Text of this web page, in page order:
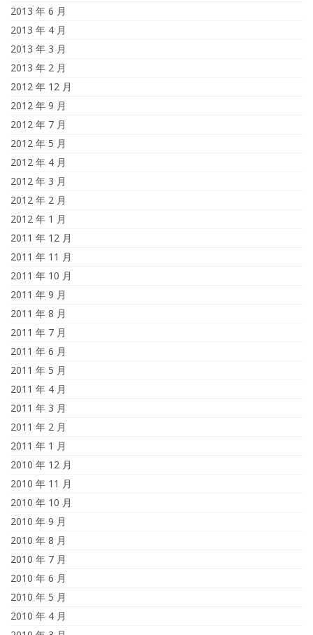
2013 年 6 月
2013 年 4 月
2013 年 3 月
2013 年 2 月
2012 年 12 月
2012 年 9 月
2012 年 7 月
2012 年 5 月
2012 年 4 月
2012 年 3 月
2012 年 2 月
2012 年 1 月
2011 年 12 月
2011 年 11 月
2011 年 10 月
2011 年 9 月
2011 年 8 月
2011 年 7 月
2011 年 6 月
2011 年 5 月
2011 年 4 月
2011 年 3 月
2011 年 2 月
2011 年 1 月
2010 年 12 月
2010 年 11 月
2010 年 10 月
2010 年 9 月
2010 年 8 月
2010 年 7 月
2010 年 6 月
2010 年 5 月
2010 年 4 月